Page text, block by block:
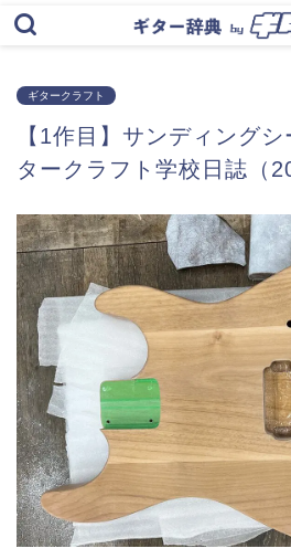
ギタークラフト
【1作目】サンディング
タークラフト学校日誌（20